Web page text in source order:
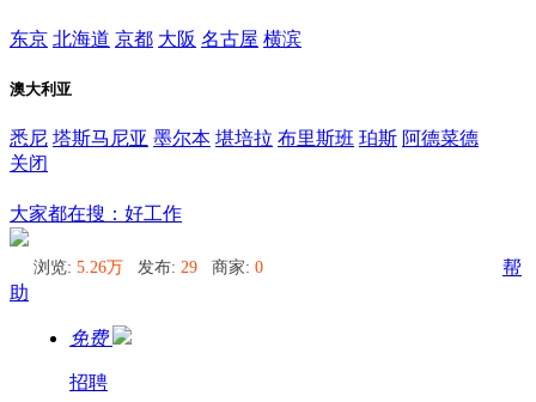
东京 北海道 京都 大阪 名古屋 横滨
澳大利亚
悉尼 塔斯马尼亚 墨尔本 堪培拉 布里斯班 珀斯 阿德菜德
关闭
大家都在搜：好工作
浏览: 5.26万 发布: 29 商家: 0
帮
助
免费
招聘